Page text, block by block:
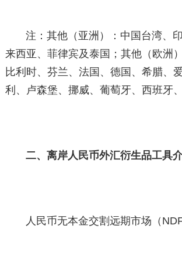
注：其他（亚洲）：中国台湾、
来西亚、菲律宾及泰国；其他（欧洲
比利时、芬兰、法国、德国、希腊、
利、卢森堡、挪威、葡萄牙、西班牙
二、离岸人民币外汇衍生品工具
人民币无本金交割远期市场（NDF